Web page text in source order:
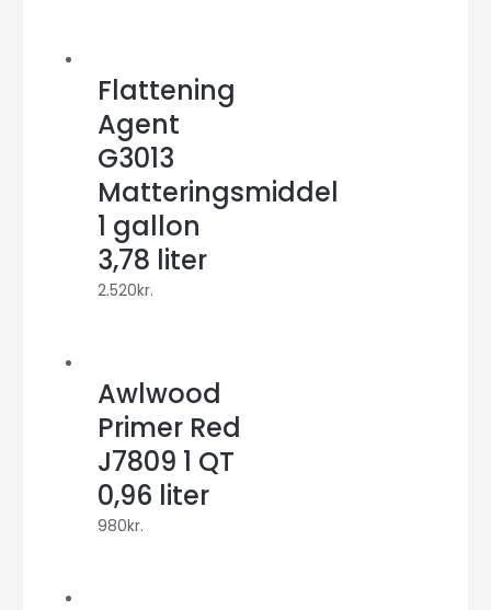
Flattening
Agent
G3013
Matteringsmiddel
1 gallon
3,78 liter
2.520kr.
Awlwood
Primer Red
J7809 1 QT
0,96 liter
980kr.